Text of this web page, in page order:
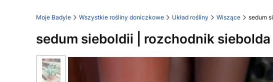
Moje Badyle Wszystkie rośliny doniczkowe Układ rośliny Wiszące sedum
sedum sieboldii | rozchodnik siebolda